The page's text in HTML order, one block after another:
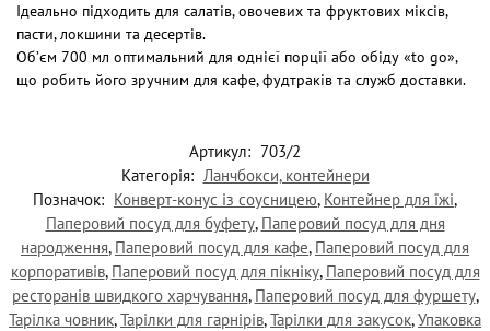
Ідеально підходить для салатів, овочевих та фруктових міксів,
пасти, локшини та десертів.
Об’єм 700 мл оптимальний для однієї порції або обіду «to go»,
що робить його зручним для кафе, фудтраків та служб доставки.
Артикул: 703/2
Категорія: Ланчбокси, контейнери
Позначок: Конверт-конус із соусницею, Контейнер для їжі,
Паперовий посуд для буфету, Паперовий посуд для дня
народження, Паперовий посуд для кафе, Паперовий посуд для
корпоративів, Паперовий посуд для пікніку, Паперовий посуд для
ресторанів швидкого харчування, Паперовий посуд для фуршету,
Тарілка човник,Тарілки для гарнірів,Тарілки для закусок,Упаковка